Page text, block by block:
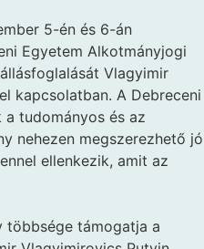
5-én és 6-án
Egyetem Alkotmányjogi
Vlagyimir
kapcsolatban. A Debreceni
tudományos és az
nehezen megszerezhető jó
ellenkezik, amit az
többsége támogatja a